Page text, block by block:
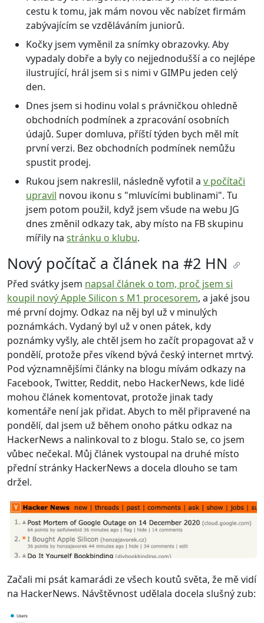
cestu k tomu, jak mám novou věc nabízet firmám
zabývajícím se vzděláváním juniorů.
Kočky jsem vyměnil za snímky obrazovky. Aby
vypadaly dobře a byly co nejjednodušší a co nejlépe
ilustrující, hrál jsem si s nimi v GIMPu jeden celý
den.
Dnes jsem si hodinu volal s právničkou ohledně
obchodních podmínek a zpracování osobních
údajů. Super domluva, příští týden bych měl mít
první verzi. Bez obchodních podmínek nemůžu
spustit prodej.
Rukou jsem nakreslil, následně vyfotil a v počítači
upravil novou ikonu s "mluvícími bublinami". Tu
jsem potom použil, když jsem všude na webu JG
dnes změnil odkazy tak, aby místo na FB skupinu
mířily na stránku o klubu.
Nový počítač a článek na #2 HN
Před svátky jsem napsal článek o tom, proč jsem si
koupil nový Apple Silicon s M1 procesorem, a jaké jsou
mé první dojmy. Odkaz na něj byl už v minulých
poznámkách. Vydaný byl už v onen pátek, kdy
poznámky vyšly, ale chtěl jsem ho začít propagovat až v
pondělí, protože přes víkend bývá český internet mrtvý.
Pod významnějšími články na blogu mívám odkazy na
Facebook, Twitter, Reddit, nebo HackerNews, kde lidé
mohou článek komentovat, protože jinak tady
komentáře není jak přidat. Abych to měl připravené na
pondělí, dal jsem už během onoho pátku odkaz na
HackerNews a nalinkoval to z blogu. Stalo se, co jsem
vůbec nečekal. Můj článek vystoupal na druhé místo
přední stránky HackerNews a docela dlouho se tam
držel.
Začali mi psát kamarádi ze všech koutů světa, že mě vidí
na HackerNews. Návštěvnost udělala docela slušný zub: